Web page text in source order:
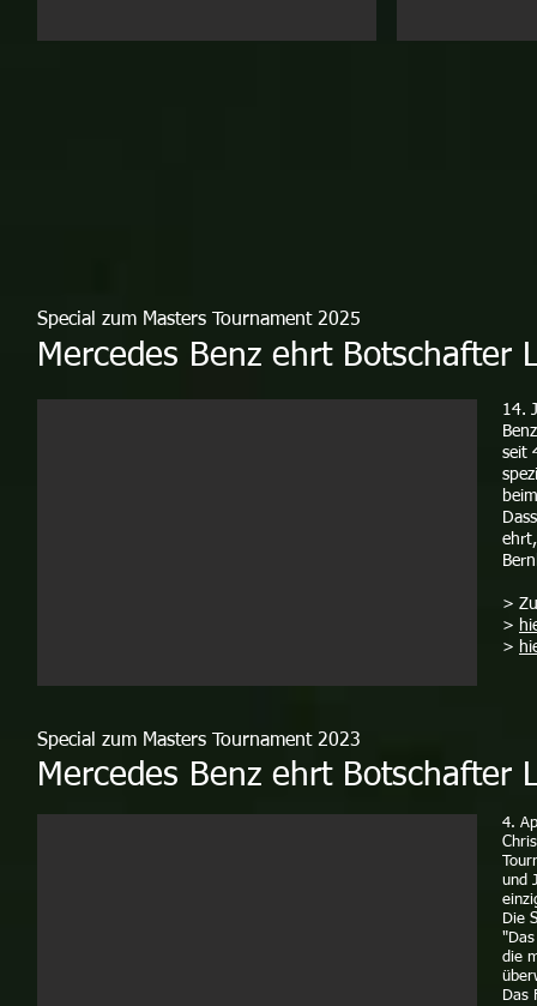
Special zum Masters Tournament 2025
Mercedes Benz ehrt Botschafter
14.
seit
>
>
>
Special zum Masters Tournament 2023
Mercedes Benz ehrt Botschafter
4.
und
Die
die
Das